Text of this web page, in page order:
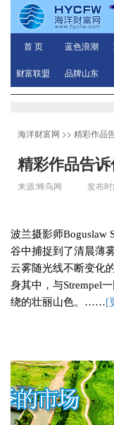
首 页 蓝色浪潮
财富联盟 品牌山东
海洋财富网 >> 精彩作品
精彩作品告
来源:蜂鸟网 发布时
波兰摄影师Boguslaw
谷中捕捉到了清晨薄
云雾随光线不断变化
身其中，与Strempel
绕的壮丽山色。 ……[